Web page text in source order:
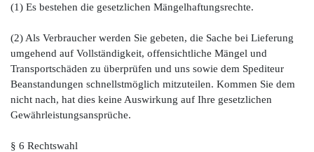
(1) Es bestehen die gesetzlichen Mängelhaftungsrechte.
(2) Als Verbraucher werden Sie gebeten, die Sache bei Lieferung
umgehend auf Vollständigkeit, offensichtliche Mängel und
Transportschäden zu überprüfen und uns sowie dem Spediteur
Beanstandungen schnellstmöglich mitzuteilen. Kommen Sie dem
nicht nach, hat dies keine Auswirkung auf Ihre gesetzlichen
Gewährleistungsansprüche.
§ 6 Rechtswahl